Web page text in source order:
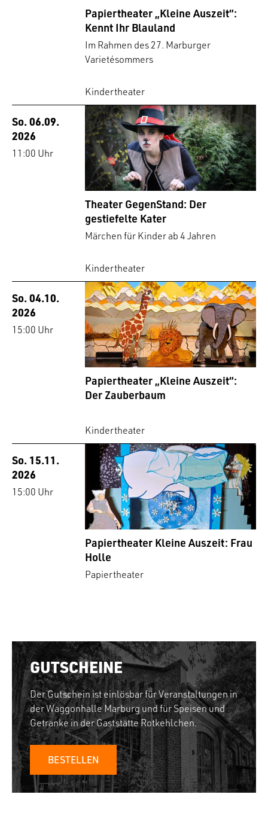
Papiertheater „Kleine Auszeit“:
Kennt Ihr Blauland
Im Rahmen des 27. Marburger
Varietésommers
Kindertheater
So. 06.09.
2026
11:00 Uhr
Theater GegenStand: Der
gestiefelte Kater
Märchen für Kinder ab 4 Jahren
Kindertheater
So. 04.10.
2026
15:00 Uhr
Papiertheater „Kleine Auszeit“:
Der Zauberbaum
Kindertheater
So. 15.11.
2026
15:00 Uhr
Papiertheater Kleine Auszeit: Frau
Holle
Papiertheater
GUTSCHEINE
Der Gutschein ist einlösbar für Veranstaltungen in
der Waggonhalle Marburg und für Speisen und
Getränke in der Gaststätte Rotkehlchen.
BESTELLEN